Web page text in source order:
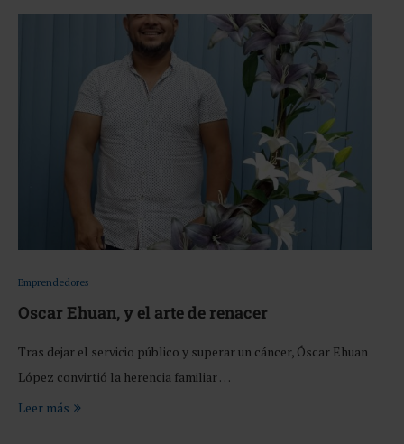
Emprendedores
Oscar Ehuan, y el arte de renacer
Tras dejar el servicio público y superar un cáncer, Óscar Ehuan
López convirtió la herencia familiar …
Leer más